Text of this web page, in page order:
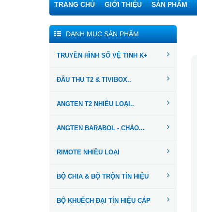
TRANG CHỦ GIỚI THIỆU SẢN PHẨM
DANH MỤC SẢN PHẨM
TRUYỀN HÌNH SỐ VỆ TINH K+
ĐẦU THU T2 & TIVIBOX..
ANGTEN T2 NHIỀU LOẠI..
ANGTEN BARABOL - CHẢO...
RIMOTE NHIỀU LOẠI
BỘ CHIA & BỘ TRỘN TÍN HIỆU
BỘ KHUẾCH ĐẠI TÍN HIỆU CÁP